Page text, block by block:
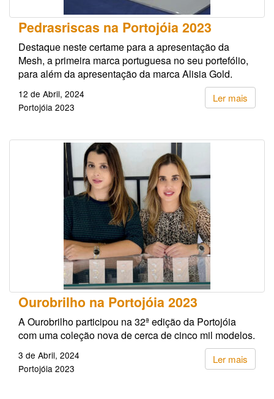
Pedrasriscas na Portojóia 2023
Destaque neste certame para a apresentação da
Mesh, a primeira marca portuguesa no seu portefólio,
para além da apresentação da marca Alisia Gold.
Ler mais
12 de Abril, 2024
Portojóia 2023
Ourobrilho na Portojóia 2023
A Ourobrilho participou na 32ª edição da Portojóia
com uma coleção nova de cerca de cinco mil modelos.
Ler mais
3 de Abril, 2024
Portojóia 2023